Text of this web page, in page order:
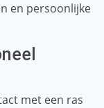
en persoonlijke
met een ras